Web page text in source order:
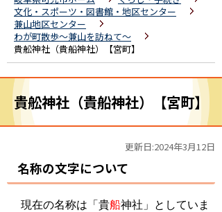
文化・スポーツ・図書館・地区センター
兼山地区センター
わが町散歩～兼山を訪ねて～
貴舩神社（貴船神社）【宮町】
貴舩神社（貴船神社）【宮町】
更新日:2024年3月12日
名称の文字について
現在の名称は「貴船神社」としていま